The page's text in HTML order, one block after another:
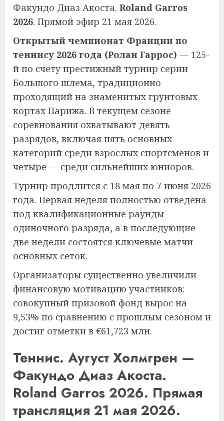
Факундо Диаз Акоста. Roland Garros
2026. Прямой эфир 21 мая 2026.
Открытый чемпионат Франции по
теннису 2026 года (Ролан Гаррос) — 125-
й по счету престижный турнир серии
Большого шлема, традиционно
проходящий на знаменитых грунтовых
кортах Парижа. В текущем сезоне
соревнования охватывают девять
разрядов, включая пять основных
категорий среди взрослых спортсменов и
четыре — среди сильнейших юниоров.
Турнир продлится с 18 мая по 7 июня 2026
года. Первая неделя полностью отведена
под квалификационные раунды
одиночного разряда, а в последующие
две недели состоятся ключевые матчи
основных сеток.
Организаторы существенно увеличили
финансовую мотивацию участников:
совокупный призовой фонд вырос на
9,53% по сравнению с прошлым сезоном и
достиг отметки в €61,723 млн.
Теннис. Аугуст Холмгрен —
Факундо Диаз Акоста.
Roland Garros 2026. Прямая
трансляция 21 мая 2026.